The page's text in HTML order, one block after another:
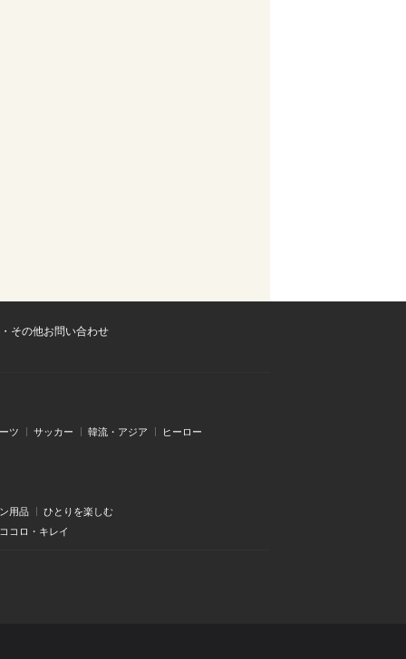
その他お問い合わせ
ツ サッカー 韓流・アジア ヒーロー
用品
ひとりを楽しむ
コロ・キレイ